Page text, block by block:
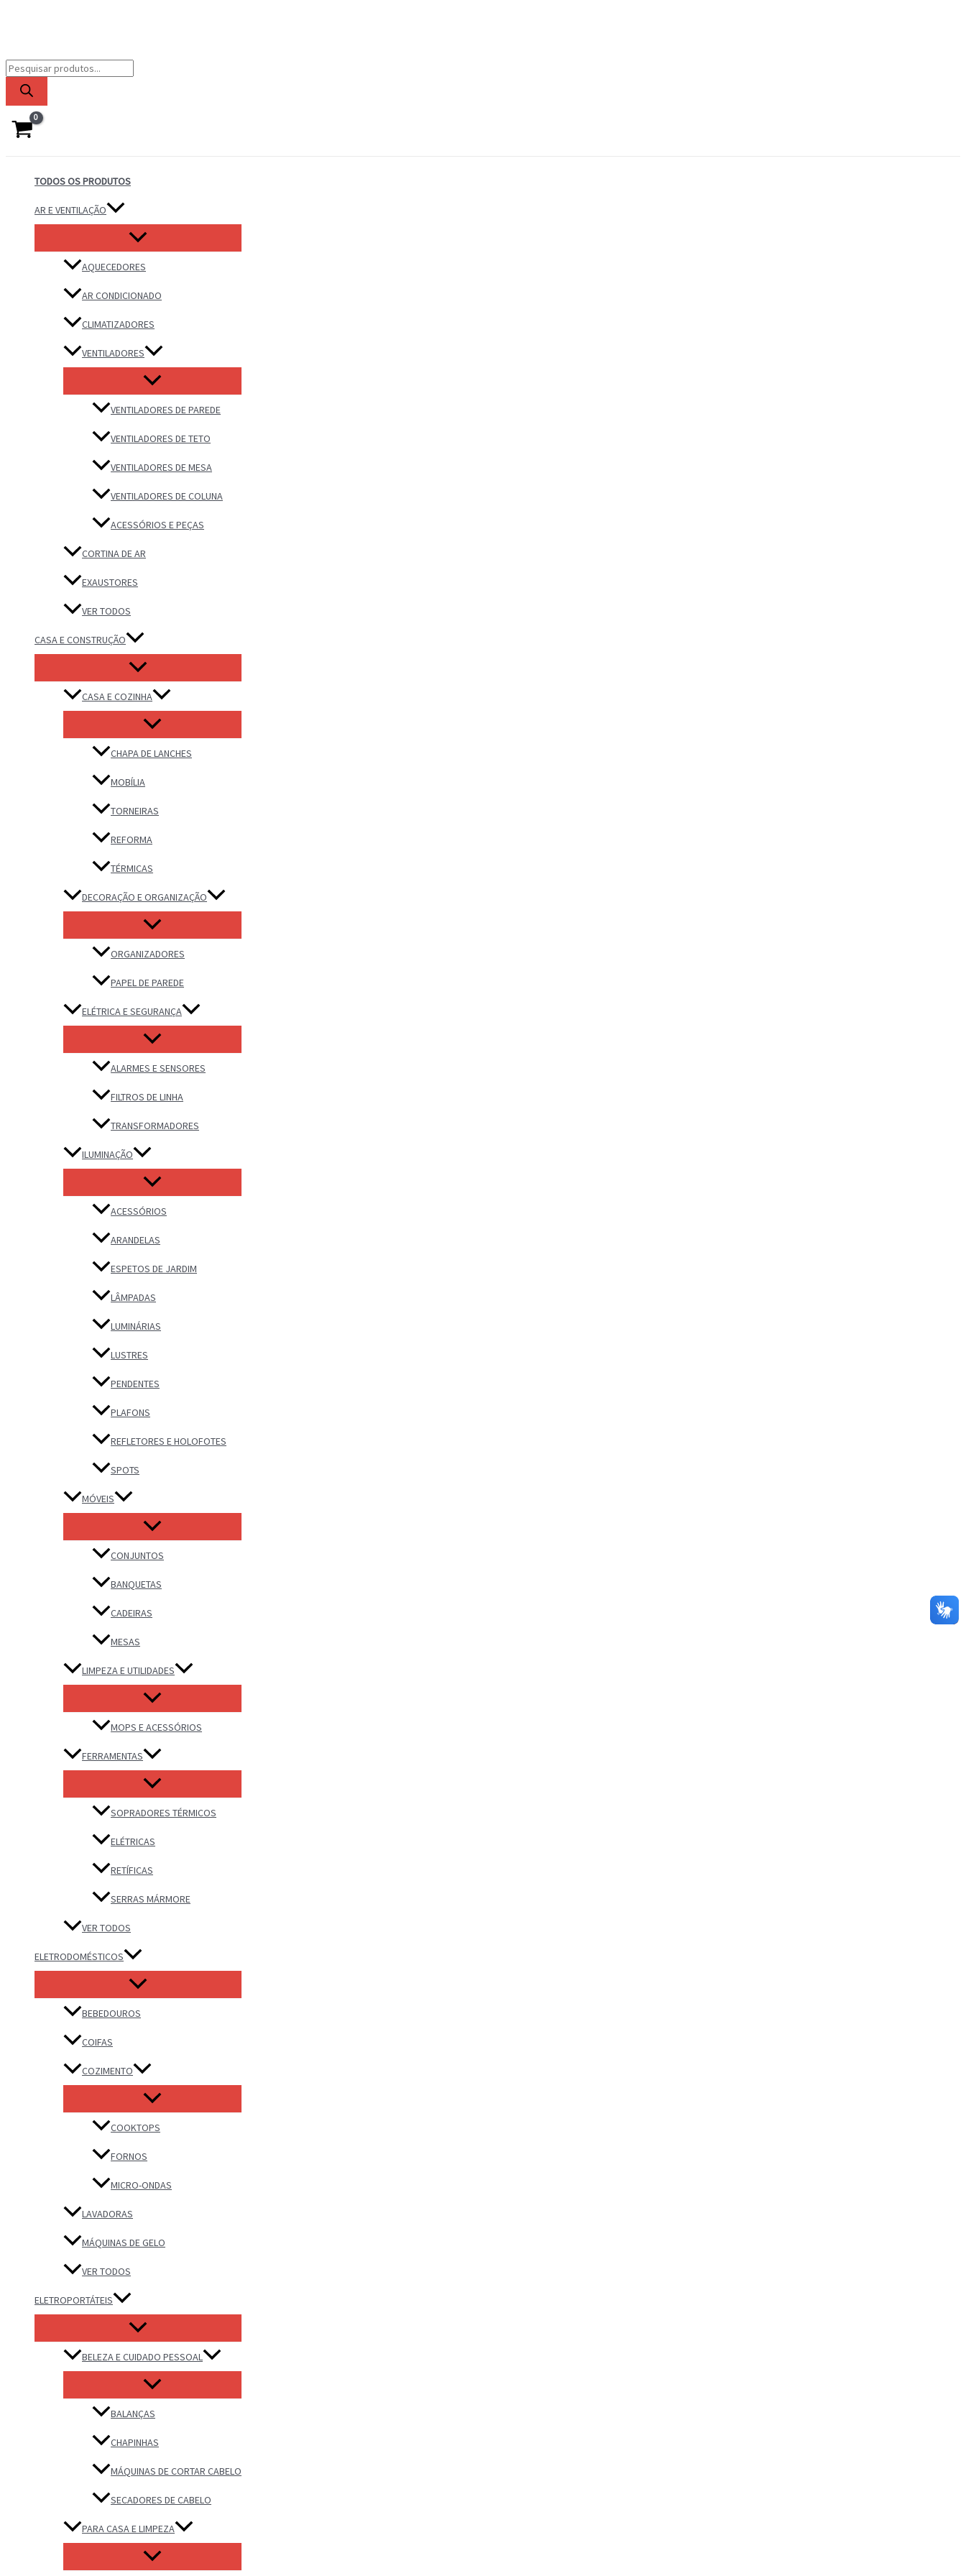
Pesquisar
produtos
TODOS OS PRODUTOS
AR E VENTILAÇÃO
AQUECEDORES
AR CONDICIONADO
CLIMATIZADORES
VENTILADORES
VENTILADORES DE PAREDE
VENTILADORES DE TETO
VENTILADORES DE MESA
VENTILADORES DE COLUNA
ACESSÓRIOS E PEÇAS
CORTINA DE AR
EXAUSTORES
VER TODOS
CASA E CONSTRUÇÃO
CASA E COZINHA
CHAPA DE LANCHES
MOBÍLIA
TORNEIRAS
REFORMA
TÉRMICAS
DECORAÇÃO E ORGANIZAÇÃO
ORGANIZADORES
PAPEL DE PAREDE
ELÉTRICA E SEGURANÇA
ALARMES E SENSORES
FILTROS DE LINHA
TRANSFORMADORES
ILUMINAÇÃO
ACESSÓRIOS
ARANDELAS
ESPETOS DE JARDIM
LÂMPADAS
LUMINÁRIAS
LUSTRES
PENDENTES
PLAFONS
REFLETORES E HOLOFOTES
SPOTS
MÓVEIS
CONJUNTOS
BANQUETAS
CADEIRAS
MESAS
LIMPEZA E UTILIDADES
MOPS E ACESSÓRIOS
FERRAMENTAS
SOPRADORES TÉRMICOS
ELÉTRICAS
RETÍFICAS
SERRAS MÁRMORE
VER TODOS
ELETRODOMÉSTICOS
BEBEDOUROS
COIFAS
COZIMENTO
COOKTOPS
FORNOS
MICRO-ONDAS
LAVADORAS
MÁQUINAS DE GELO
VER TODOS
ELETROPORTÁTEIS
BELEZA E CUIDADO PESSOAL
BALANÇAS
CHAPINHAS
MÁQUINAS DE CORTAR CABELO
SECADORES DE CABELO
PARA CASA E LIMPEZA